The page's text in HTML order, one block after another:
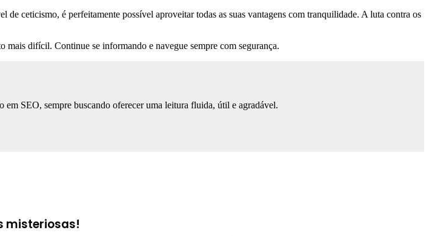
ceticismo, é perfeitamente possível aproveitar todas as suas vantagens com tranquilidade. A luta contra os
difícil. Continue se informando e navegue sempre com segurança.
em SEO, sempre buscando oferecer uma leitura fluida, útil e agradável.
misteriosas!